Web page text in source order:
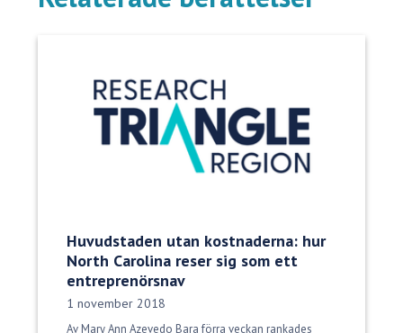
Huvudstaden utan kostnaderna: hur
North Carolina reser sig som ett
entreprenörsnav
Publiceringsdatum:
1 november 2018
Av Mary Ann Azevedo Bara förra veckan rankades